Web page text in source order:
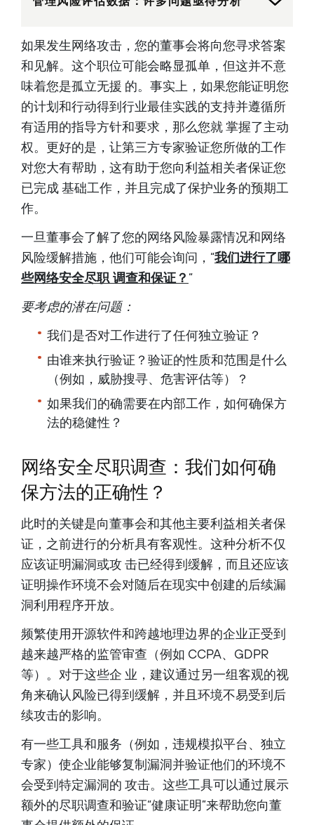
如果发生网络攻击，您的董事会将向您寻求答案
和见解。这个职位可能会略显孤单，但这并不意
味着您是孤立无援 的。事实上，如果您能证明您
的计划和行动得到行业最佳实践的支持并遵循所
有适用的指导方针和要求，那么您就 掌握了主动
权。更好的是，让第三方专家验证您所做的工作
对您大有帮助，这有助于您向利益相关者保证您
已完成 基础工作，并且完成了保护业务的预期工
作。
一旦董事会了解了您的网络风险暴露情况和网络
风险缓解措施，他们可能会询问，“我们进行了哪
些网络安全尽职 调查和保证？ “
要考虑的潜在问题：
我们是否对工作进行了任何独立验证？
由谁来执行验证？验证的性质和范围是什么
（例如，威胁搜寻、危害评估等）？
如果我们的确需要在内部工作，如何确保方
法的稳健性？
网络安全尽职调查：我们如何确
保方法的正确性？
此时的关键是向董事会和其他主要利益相关者保
证，之前进行的分析具有客观性。这种分析不仅
应该证明漏洞或攻 击已经得到缓解，而且还应该
证明操作环境不会对随后在现实中创建的后续漏
洞利用程序开放。
频繁使用开源软件和跨越地理边界的企业正受到
越来越严格的监管审查（例如 CCPA、GDPR
等）。对于这些企 业，建议通过另一组客观的视
角来确认风险已得到缓解，并且环境不易受到后
续攻击的影响。
有一些工具和服务（例如，违规模拟平台、独立
专家）使企业能够复制漏洞并验证他们的环境不
会受到特定漏洞的 攻击。这些工具可以通过展示
额外的尽职调查和验证“健康证明”来帮助您向董